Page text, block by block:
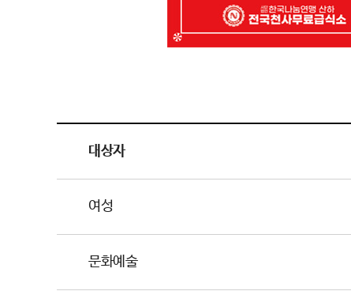
대상자
여성
문화예술